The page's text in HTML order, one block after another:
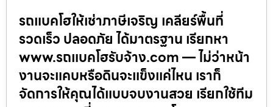
รถแบคโฮให้เช่าภาษีเจริญ เคลียร์พื้นที่
รวดเร็ว ปลอดภัย ได้มาตรฐาน เรียกหา
www.รถแบคโฮรับจ้าง.com — ไม่ว่าหน้า
งานจะแคบหรือดินจะแข็งแค่ไหน เราก็
จัดการให้คุณได้แบบจบงานสวย เรียกใช้ทีม